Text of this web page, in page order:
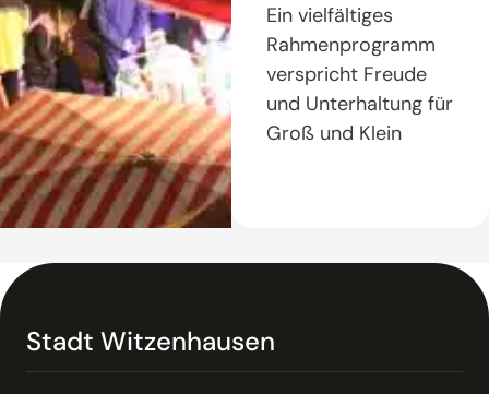
Ein vielfältiges
Rahmenprogramm
verspricht Freude
und Unterhaltung für
Groß und Klein
Stadt Witzenhausen